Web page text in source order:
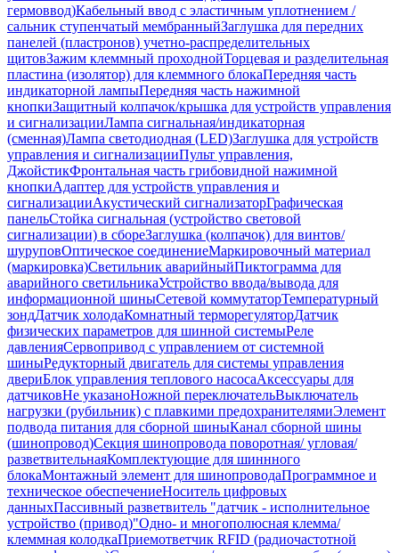
гермоввод)Кабельный ввод с эластичным уплотнением /
сальник ступенчатый мембранныйЗаглушка для передних
панелей (пластронов) учетно-распределительных
щитовЗажим клеммный проходнойТорцевая и разделительная
пластина (изолятор) для клеммного блокаПередняя часть
индикаторной лампыПередняя часть нажимной
кнопкиЗащитный колпачок/крышка для устройств управления
и сигнализацииЛампа сигнальная/индикаторная
(сменная)Лампа светодиодная (LED)Заглушка для устройств
управления и сигнализацииПульт управления,
ДжойстикФронтальная часть грибовидной нажимной
кнопкиАдаптер для устройств управления и
сигнализацииАкустический сигнализаторГрафическая
панельСтойка сигнальная (устройство световой
сигнализации) в сбореЗаглушка (колпачок) для винтов/
шуруповОптическое соединениеМаркировочный материал
(маркировка)Светильник аварийныйПиктограмма для
аварийного светильникаУстройство ввода/вывода для
информационной шиныСетевой коммутаторТемпературный
зондДатчик холодаКомнатный терморегуляторДатчик
физических параметров для шинной системыРеле
давленияСервопривод с управлением от системной
шиныРедукторный двигатель для системы управления
двериБлок управления теплового насосаАксессуары для
датчиковНе указаноНожной переключательВыключатель
нагрузки (рубильник) с плавкими предохранителямиЭлемент
подвода питания для сборной шиныКанал сборной шины
(шинопровод)Секция шинопровода поворотная/ угловая/
разветвительнаяКомплектующие для шиннного
блокаМонтажный элемент для шинопроводаПрограммное и
техническое обеспечениеНоситель цифровых
данныхПассивный разветвитель "датчик - исполнительное
устройство (привод)"Одно- и многополюсная клемма/
клеммная колодкаПриемответчик RFID (радиочастотной